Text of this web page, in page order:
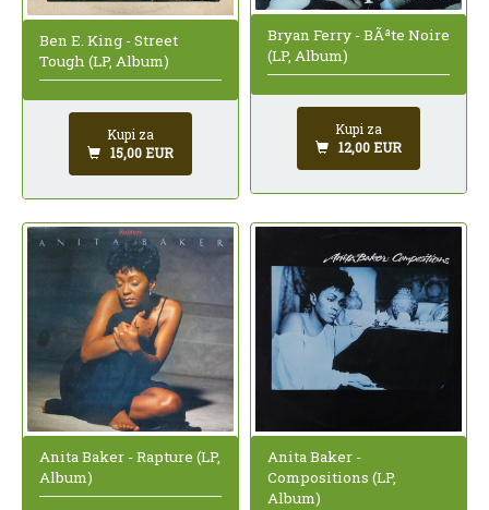
Ben E. King - Street
Tough (LP, Album)
Kupi za
15,00 EUR
Bryan Ferry - BÃªte Noire
(LP, Album)
Kupi za
12,00 EUR
Anita Baker - Rapture (LP,
Album)
Anita Baker -
Compositions (LP,
Album)